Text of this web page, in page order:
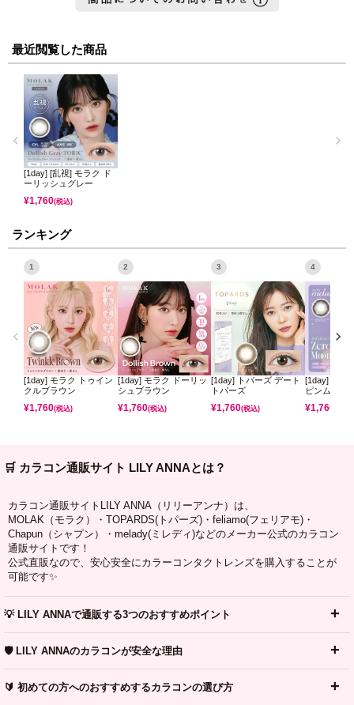
最近閲覧した商品
[1day] [乱視] モラク ド
ーリッシュグレー
¥1,760(税込)
ランキング
1
[1day] モラク トゥイン
クルブラウン
¥1,760(税込)
2
[1day] モラク ドーリッ
シュブラウン
¥1,760(税込)
3
[1day] トパーズ デート
トパーズ
¥1,760(税込)
4
[1day] ミレ
ピンムーン
¥1,760
🛒 カラコン通販サイト LILY ANNAとは？
カラコン通販サイトLILY ANNA（リリーアンナ）は、
MOLAK（モラク）・TOPARDS(トパーズ)・feliamo(フェリアモ)・
Chapun（シャプン）・melady(ミレディ)などのメーカー公式のカラコン
通販サイトです！
公式直販なので、安心安全にカラーコンタクトレンズを購入することが
可能です✨
💡 LILY ANNAで通販する3つのおすすめポイント
🛡️ LILY ANNAのカラコンが安全な理由
🔰 初めての方へのおすすめするカラコンの選び方